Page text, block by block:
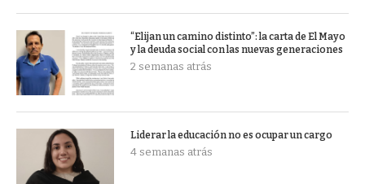
“Elijan un camino distinto”: la carta de El Mayo
y la deuda social con las nuevas generaciones
2 semanas atrás
Liderar la educación no es ocupar un cargo
4 semanas atrás